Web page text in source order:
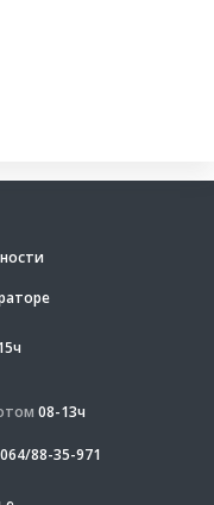
08-13ч
064/88-35-971